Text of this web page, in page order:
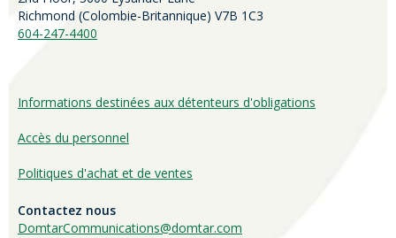
Richmond (Colombie-Britannique) V7B 1C3
604-247-4400
Informations destinées aux détenteurs d'obligations
Accès du personnel
Politiques d'achat et de ventes
Contactez nous
DomtarCommunications@domtar.com